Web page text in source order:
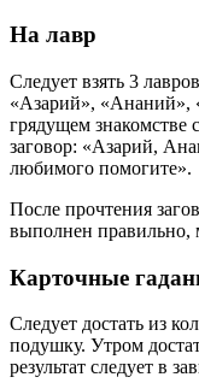
На лавр
Следует взять 3
«Азарий», «Ананий»,
грядущем знакомстве
заговор: «Азарий,
любимого помогите».
После прочтения
выполнен правильно,
Карточные
Следует достать из
подушку. Утром
результат следует в